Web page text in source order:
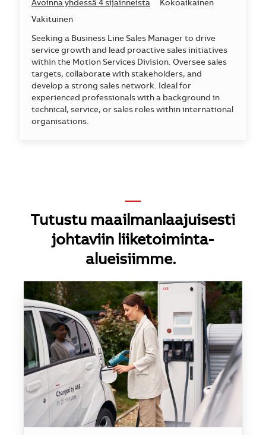
Avoinna yhdessä 4 sijainneista
Kokoaikainen
Vakituinen
Seeking a Business Line Sales Manager to drive
service growth and lead proactive sales initiatives
within the Motion Services Division. Oversee sales
targets, collaborate with stakeholders, and
develop a strong sales network. Ideal for
experienced professionals with a background in
technical, service, or sales roles within international
organisations.
—
Tutustu maailmanlaajuisesti
johtaviin liiketoiminta-
alueisiimme.